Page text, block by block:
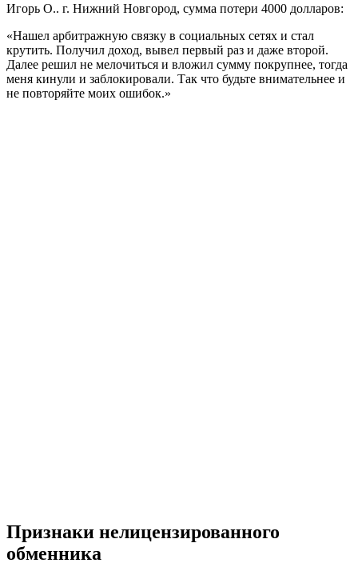
Игорь О.. г. Нижний Новгород, сумма потери 4000 долларов:
«Нашел арбитражную связку в социальных сетях и стал
крутить. Получил доход, вывел первый раз и даже второй.
Далее решил не мелочиться и вложил сумму покрупнее, тогда
меня кинули и заблокировали. Так что будьте внимательнее и
не повторяйте моих ошибок.»
Признаки нелицензированного
обменника